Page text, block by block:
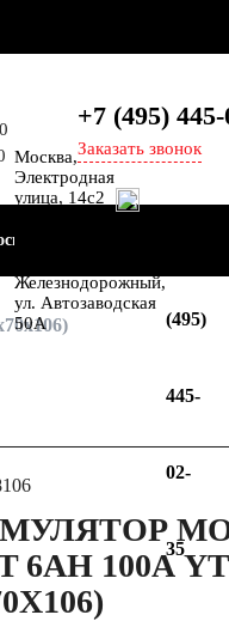
+7 (495)
Заказать звонок
Москва,
Электродная
улица, 14с2
Энтузиастов
Железнодорожный,
ул. Автозаводская
50А
(495)
445-
02-
35
6AH 100А